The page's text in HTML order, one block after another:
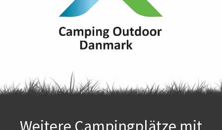
Weitere Campingplätze mit